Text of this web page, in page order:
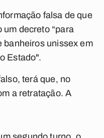
falsa de que
um decreto “para
banheiros unissex em
Estado".
terá que, no
a retratação. A